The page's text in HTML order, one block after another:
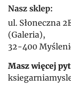
Nasz sklep:
ul. Słoneczna
(Galeria),
32-400
Masz więcej